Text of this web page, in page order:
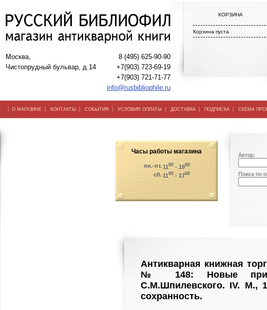
Москва,
Чистопрудный бульвар, д.14
8 (495) 625-90-90
+7(903) 723-69-19
+7(903) 721-71-77
info@rusbibliophile.ru
КОРЗИНА
Корзина пуста
| О МАГАЗИНЕ | КОНТАКТЫ | СОБЫТИЯ | УСЛОВИЯ ОПЛАТЫ | ДОСТАВКА | ПОДПИСКА | СХЕМА
Часы работы магазина
пн.-пт.1100 - 1900
сб.1100 - 1700
Автор:
Поиск по
Антикварная книжная
№ 148: Новые
С.М.Шпилевского. IV. М.,
сохранность.